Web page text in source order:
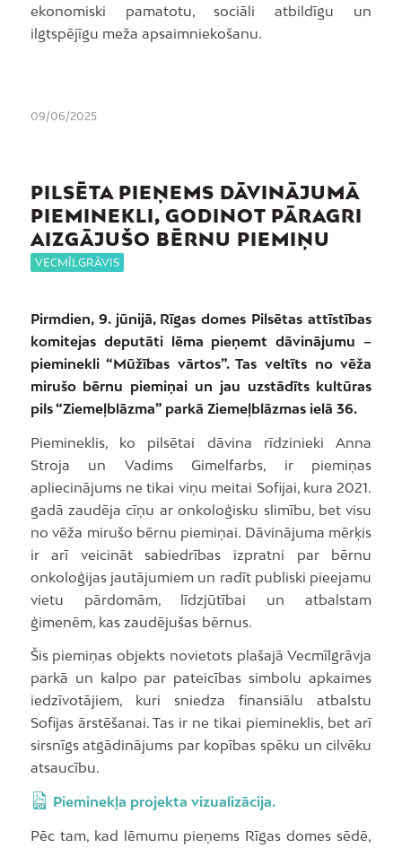
ekonomiski pamatotu, sociāli atbildīgu un
ilgtspējīgu meža apsaimniekošanu.
09/06/2025
PILSĒTA PIEŅEMS DĀVINĀJUMĀ
PIEMINEKLI, GODINOT PĀRAGRI
AIZGĀJUŠO BĒRNU PIEMIŅU
VECMĪLGRĀVIS
Pirmdien, 9. jūnijā, Rīgas domes Pilsētas attīstības
komitejas deputāti lēma pieņemt dāvinājumu –
pieminekli “Mūžības vārtos”. Tas veltīts no vēža
mirušo bērnu piemiņai un jau uzstādīts kultūras
pils “Ziemeļblāzma” parkā Ziemeļblāzmas ielā 36.
Piemineklis, ko pilsētai dāvina rīdzinieki Anna
Stroja un Vadims Gimelfarbs, ir piemiņas
apliecinājums ne tikai viņu meitai Sofijai, kura 2021.
gadā zaudēja cīņu ar onkoloģisku slimību, bet visu
no vēža mirušo bērnu piemiņai. Dāvinājuma mērķis
ir arī veicināt sabiedrības izpratni par bērnu
onkoloģijas jautājumiem un radīt publiski pieejamu
vietu pārdomām, līdzjūtībai un atbalstam
ģimenēm, kas zaudējušas bērnus.
Šis piemiņas objekts novietots plašajā Vecmīlgrāvja
parkā un kalpo par pateicības simbolu apkaimes
iedzīvotājiem, kuri sniedza finansiālu atbalstu
Sofijas ārstēšanai. Tas ir ne tikai piemineklis, bet arī
sirsnīgs atgādinājums par kopības spēku un cilvēku
atsaucību.
Pieminekļa projekta vizualizācija.
Pēc tam, kad lēmumu pieņems Rīgas domes sēdē,